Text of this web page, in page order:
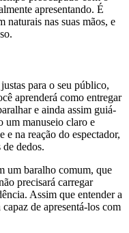
apresentando. É
naturais nas suas mãos, e
para o seu público,
aprenderá como entregar
e ainda assim guiá-
um manuseio claro e
na reação do espectador,
dedos.
um baralho comum, que
precisará carregar
Assim que entender a
de apresentá-los com